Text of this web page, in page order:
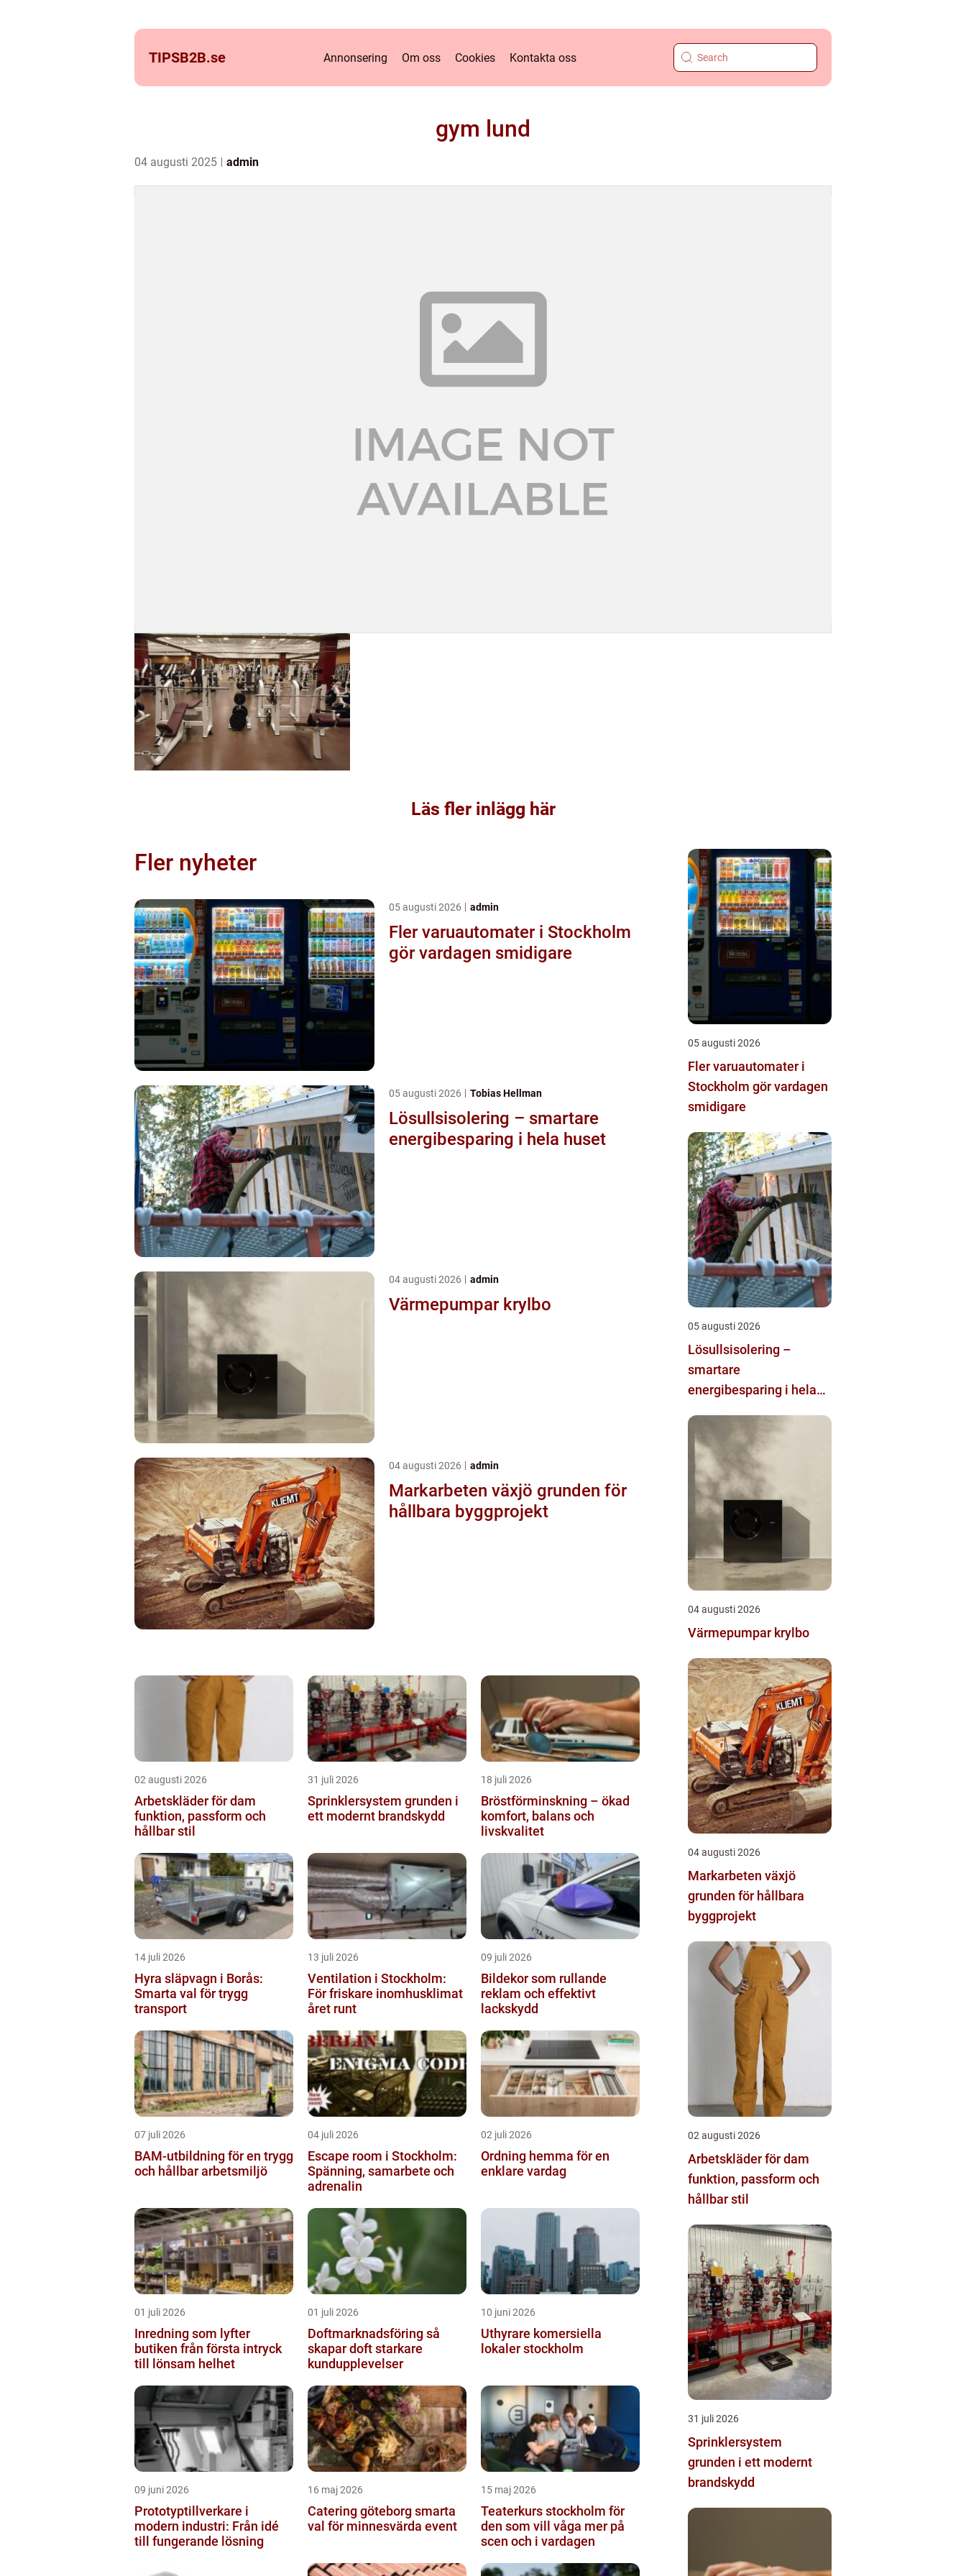
TIPSB2B.se Annonsering Om oss Cookies Kontakta oss
gym lund
04 augusti 2025 admin
Läs fler inlägg här
Fler nyheter
05 augusti 2026 admin
Fler varuautomater i Stockholm
gör vardagen smidigare
05 augusti 2026 Tobias Hellman
Lösullsisolering – smartare
energibesparing i hela huset
04 augusti 2026 admin
Värmepumpar krylbo
04 augusti 2026 admin
Markarbeten växjö grunden för
hållbara byggprojekt
02 augusti 2026
Arbetskläder för dam
funktion, passform och
hållbar stil
31 juli 2026
Sprinklersystem grunden i
ett modernt brandskydd
18 juli 2026
Bröstförminskning – ökad
komfort, balans och
livskvalitet
14 juli 2026
Hyra släpvagn i Borås:
Smarta val för trygg
transport
13 juli 2026
Ventilation i Stockholm:
För friskare inomhusklimat
året runt
09 juli 2026
Bildekor som rullande
reklam och effektivt
lackskydd
07 juli 2026
BAM-utbildning för en trygg
och hållbar arbetsmiljö
04 juli 2026
Escape room i Stockholm:
Spänning, samarbete och
adrenalin
02 juli 2026
Ordning hemma för en
enklare vardag
01 juli 2026
Inredning som lyfter
butiken från första intryck
till lönsam helhet
01 juli 2026
Doftmarknadsföring så
skapar doft starkare
kundupplevelser
10 juni 2026
Uthyrare komersiella
lokaler stockholm
09 juni 2026
Prototyptillverkare i
modern industri: Från idé
till fungerande lösning
16 maj 2026
Catering göteborg smarta
val för minnesvärda event
15 maj 2026
Teaterkurs stockholm för
den som vill våga mer på
scen och i vardagen
05 augusti 2026
Fler varuautomater i
Stockholm gör vardagen
smidigare
05 augusti 2026
Lösullsisolering –
smartare
energibesparing i hela
04 augusti 2026
Värmepumpar krylbo
04 augusti 2026
Markarbeten växjö
grunden för hållbara
byggprojekt
02 augusti 2026
Arbetskläder för dam
funktion, passform och
hållbar stil
31 juli 2026
Sprinklersystem
grunden i ett modernt
brandskydd